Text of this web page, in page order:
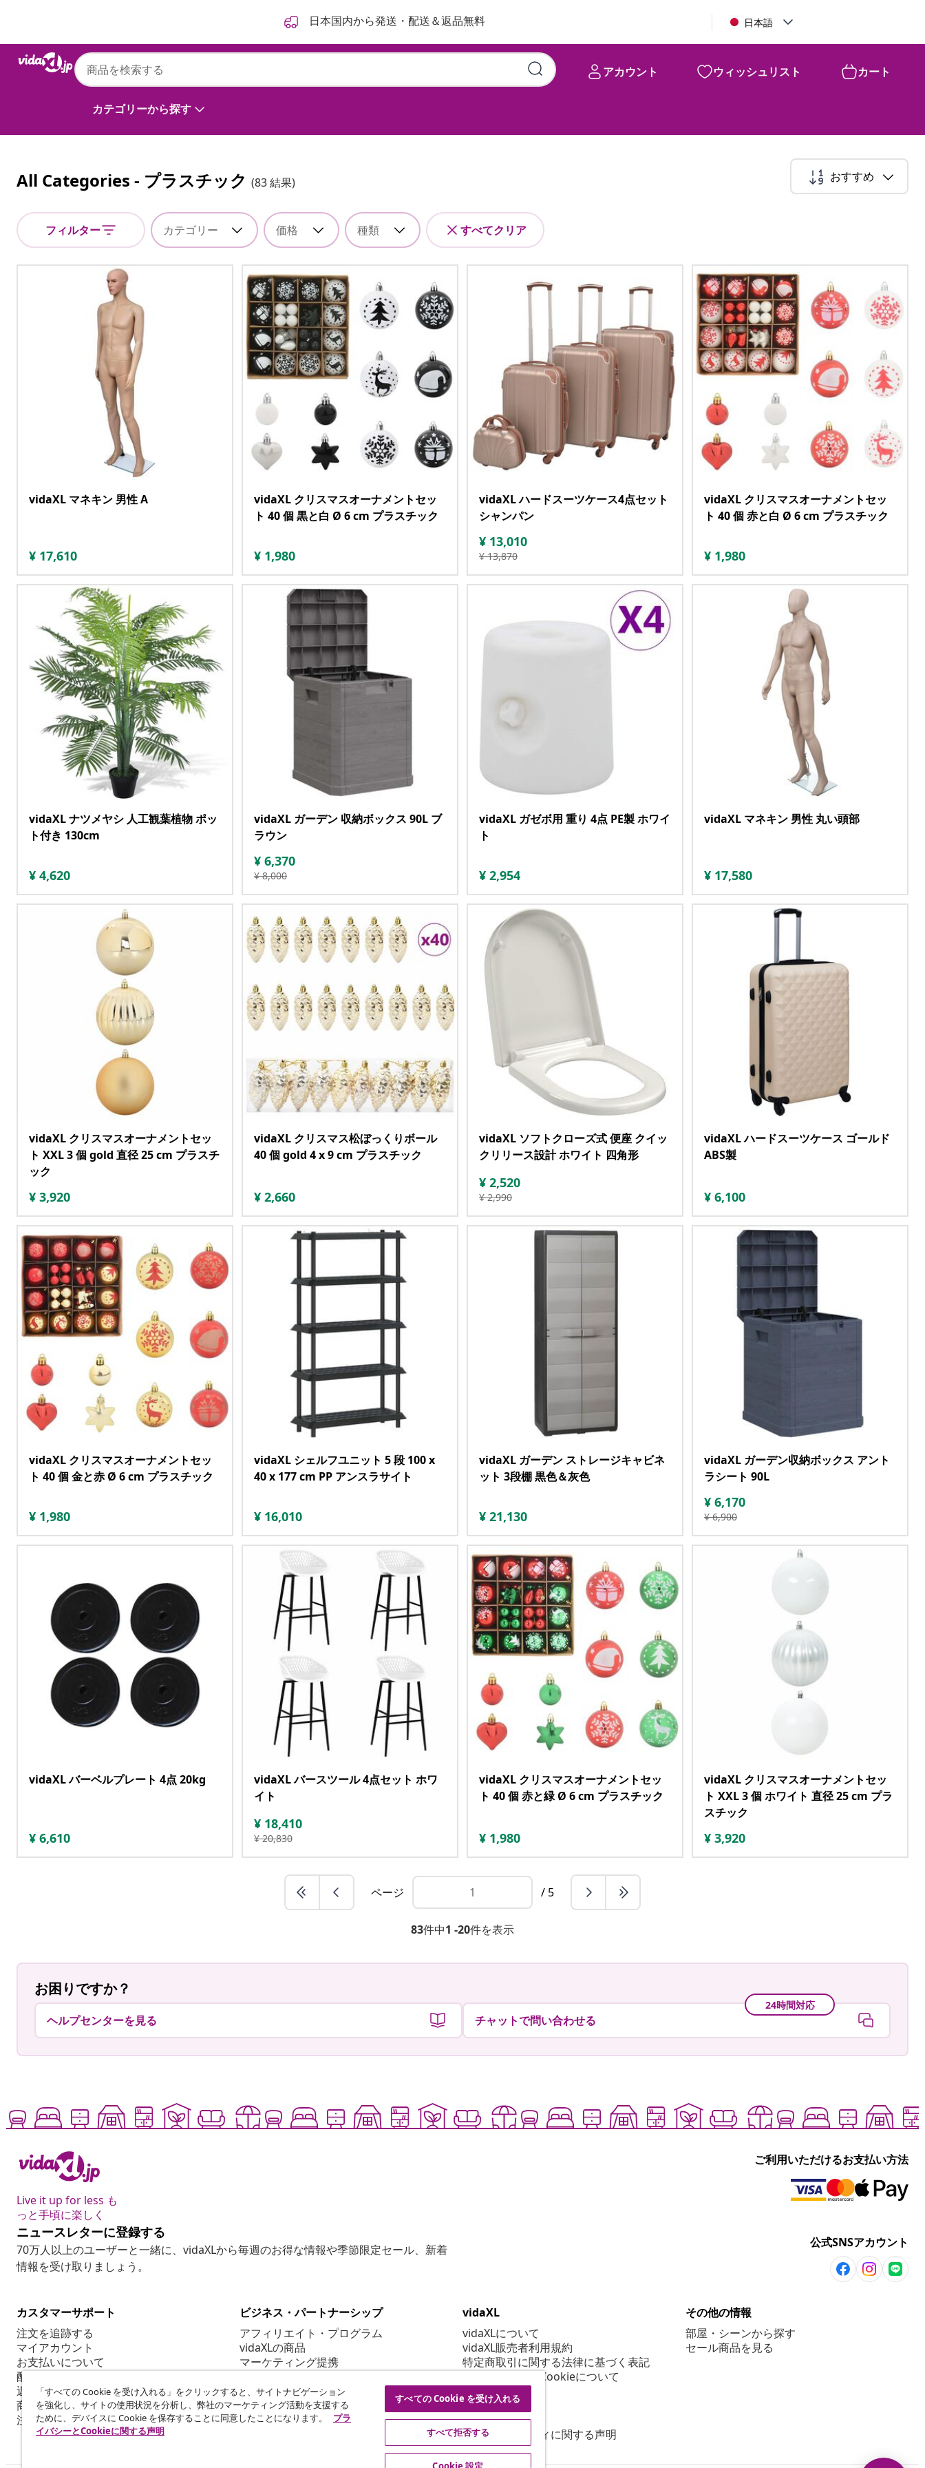
日本国内から発送・配送＆返品無料 日本語
カテゴリーから探す
アカウント ウィッシュリスト カート
All Categories - プラスチック (83 結果) おすすめ
フィルター カテゴリー 価格 種類 すべてクリア
vidaXL マネキン 男性 A
¥ 17,610
vidaXL クリスマスオーナメントセッ
ト 40 個 黒と白 Ø 6 cm プラスチック
¥ 1,980
vidaXL ハードスーツケース4点セット
シャンパン
¥ 13,010
¥ 13,870
vidaXL クリスマスオーナメントセッ
ト 40 個 赤と白 Ø 6 cm プラスチック
¥ 1,980
vidaXL ナツメヤシ 人工観葉植物 ポッ
ト付き 130cm
¥ 4,620
vidaXL ガーデン 収納ボックス 90L ブ
ラウン
¥ 6,370
¥ 8,000
vidaXL ガゼボ用 重り 4点 PE製 ホワイ
ト
¥ 2,954
vidaXL マネキン 男性 丸い頭部
¥ 17,580
vidaXL クリスマスオーナメントセッ
ト XXL 3 個 gold 直径 25 cm プラスチ
ック
¥ 3,920
vidaXL クリスマス松ぼっくりボール
40 個 gold 4 x 9 cm プラスチック
¥ 2,660
vidaXL ソフトクローズ式 便座 クイッ
クリリース設計 ホワイト 四角形
¥ 2,520
¥ 2,990
vidaXL ハードスーツケース ゴールド
ABS製
¥ 6,100
vidaXL クリスマスオーナメントセッ
ト 40 個 金と赤 Ø 6 cm プラスチック
¥ 1,980
vidaXL シェルフユニット 5 段 100 x
40 x 177 cm PP アンスラサイト
¥ 16,010
vidaXL ガーデン ストレージキャビネ
ット 3段棚 黒色＆灰色
¥ 21,130
vidaXL ガーデン収納ボックス アント
ラシート 90L
¥ 6,170
¥ 6,900
vidaXL バーベルプレート 4点 20kg
¥ 6,610
vidaXL バースツール 4点セット ホワ
イト
¥ 18,410
¥ 20,830
vidaXL クリスマスオーナメントセッ
ト 40 個 赤と緑 Ø 6 cm プラスチック
¥ 1,980
vidaXL クリスマスオーナメントセッ
ト XXL 3 個 ホワイト 直径 25 cm プラ
スチック
¥ 3,920
ページ / 5
83件中1 -20件を表示
お困りですか？
ヘルプセンターを見る
24時間対応
チャットで問い合わせる
Live it up for less も
っと手頃に楽しく
ご利用いただけるお支払い方法
ニュースレターに登録する
70万人以上のユーザーと一緒に、vidaXLから毎週のお得な情報や季節限定セール、新着
情報を受け取りましょう。
公式SNSアカウント
カスタマーサポート
注文を追跡する
マイアカウント
お支払いについて
配送について
返品について
商品情報
注文について
ビジネス・パートナーシップ
アフィリエイト・プログラム
vidaXLの商品
マーケティング提携
vidaXL
vidaXLについて
vidaXL販売者利用規約
特定商取引に関する法律に基づく表記
プライバシー＆Cookieについて
Cookie 設定
行動規範
セキュリティ
アクセシビリティに関する声明
その他の情報
部屋・シーンから探す
セール商品を見る
「すべての Cookie を受け入れる」をクリックすると、サイトナビゲーション
を強化し、サイトの使用状況を分析し、弊社のマーケティング活動を支援する
ために、デバイスに Cookie を保存することに同意したことになります。
プラ
イバシーとCookieに関する声明
すべての Cookie を受け入れる
すべて拒否する